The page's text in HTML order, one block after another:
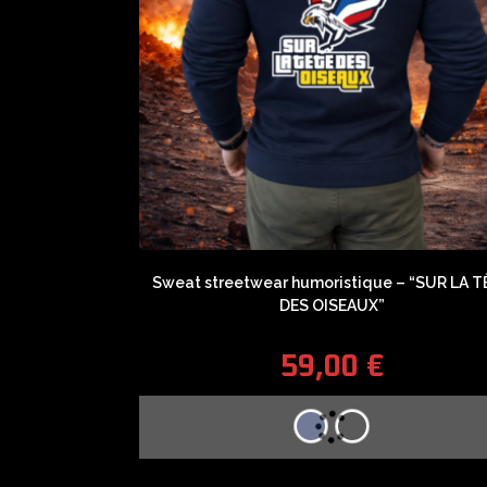
Sweat streetwear humoristique – “SUR LA
DES OISEAUX”
59,00 €